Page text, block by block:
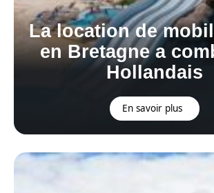
La location de
en Bretagne a
Hollandais
En savoir plus